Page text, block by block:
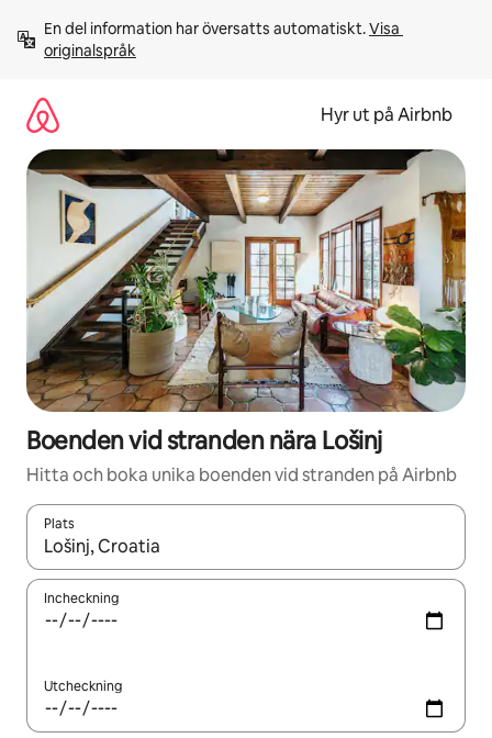
innehåll
En del information har översatts automatiskt. Visa
originalspråk
Hyr ut på Airbnb
Boenden vid stranden nära Lošinj
Hitta och boka unika boenden vid stranden på Airbnb
Plats
När resultaten är tillgängliga kan du navigera med upp- och
Incheckning
Utcheckning